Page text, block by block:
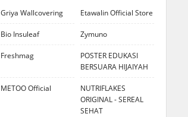
Griya Wallcovering Etawalin Official Store
Bio Insuleaf Zymuno
Freshmag
POSTER EDUKASI
BERSUARA HIJAIYAH
METOO Official
NUTRIFLAKES
ORIGINAL - SEREAL
SEHAT